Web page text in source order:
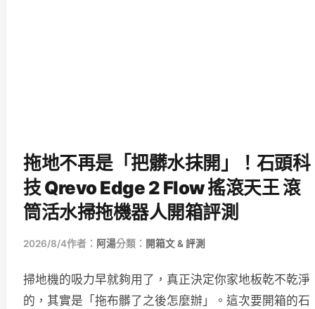
拖地不再是「把髒水抹開」！石頭科
技 Qrevo Edge 2 Flow 搖滾天王 滾
筒活水掃拖機器人開箱評測
2026/8/4作者： 阿湯分類： 開箱文 & 評測
掃地機的吸力早就夠用了，真正決定你家地板乾不乾淨
的，其實是「拖布髒了之後怎麼辦」。這次要開箱的石